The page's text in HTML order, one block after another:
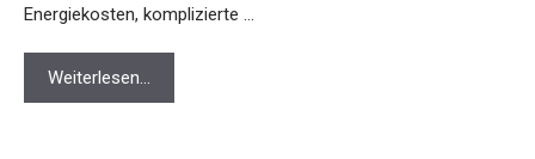
Energiekosten, komplizierte …
Weiterlesen…